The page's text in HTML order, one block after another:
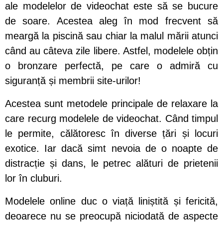
ale modelelor de videochat este să se bucure
de soare. Acestea aleg în mod frecvent să
meargă la piscină sau chiar la malul mării atunci
când au câteva zile libere. Astfel, modelele obțin
o bronzare perfectă, pe care o admiră cu
siguranță și membrii site-urilor!
Acestea sunt metodele principale de relaxare la
care recurg modelele de videochat. Când timpul
le permite, călătoresc în diverse țări și locuri
exotice. Iar dacă simt nevoia de o noapte de
distracție și dans, le petrec alături de prietenii
lor în cluburi.
Modelele online duc o viață liniștită și fericită,
deoarece nu se preocupă niciodată de aspecte